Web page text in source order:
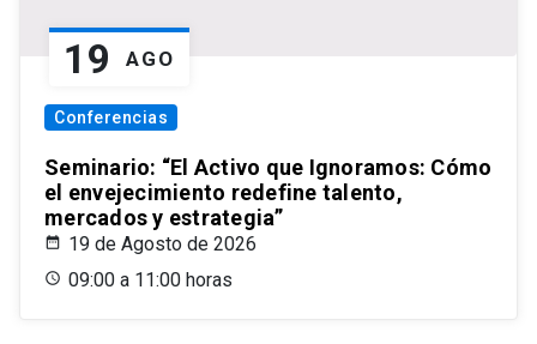
19 AGO
Conferencias
Seminario: “El Activo que Ignoramos: Cómo
el envejecimiento redefine talento,
mercados y estrategia”
19 de Agosto de 2026
09:00 a 11:00 horas